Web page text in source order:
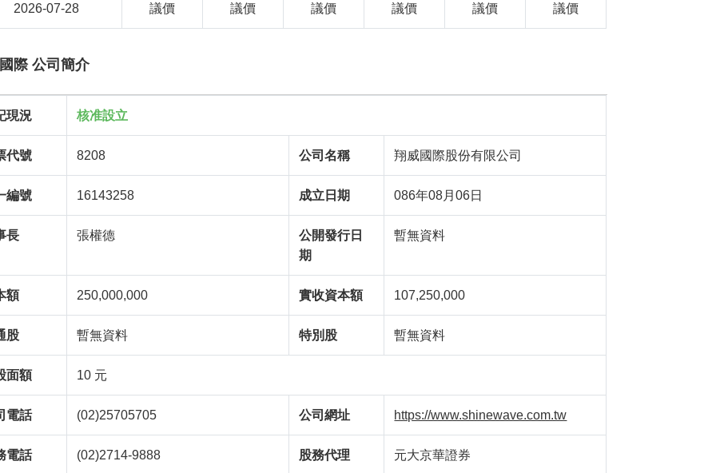
2026-07-28 議價 議價 議價 議價 議價 議價
際 公司簡介
現況 核准設立
代號 8208 公司名稱 翔威國際股份有限公司
編號 16143258 成立日期 086年08月06日
長 張權德
公開發行日
期
暫無資料
額 250,000,000 實收資本額 107,250,000
股 暫無資料 特別股 暫無資料
面額 10 元
電話 (02)25705705 公司網址 https://www.shinewave.com.tw
電話 (02)2714-9888 股務代理 元大京華證券